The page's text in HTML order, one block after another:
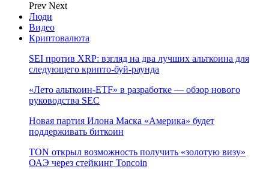
Prev Next
Люди
Видео
Криптовалюта
SEI против XRP: взгляд на два лучших альткоина для
следующего крипто-буй-раунда
«Лето альткоин-ETF» в разработке — обзор нового
руководства SEC
Новая партия Илона Маска «Америка» будет
поддерживать биткоин
TON открыл возможность получить «золотую визу»
ОАЭ через стейкинг Toncoin